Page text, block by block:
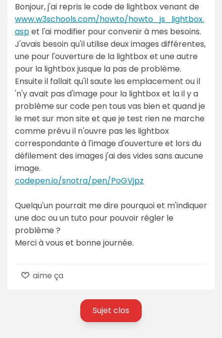
Bonjour, j'ai repris le code de lightbox venant de
www.w3schools.com/howto/howto_js_lightbox.
aspet l'ai modifier pour convenir à mes besoins.
J'avais besoin qu'il utilise deux images différentes,
une pour l'ouverture de la lightbox et une autre
pour la lightbox jusque la pas de problème.
Ensuite il fallait qu'il saute les emplacement ou il
'n'y avait pas d'image pour la lightbox et la il y a
problème sur code pen tous vas bien et quand je
le met sur mon site et que je test rien ne marche
comme prévu il n'ouvre pas les lightbox
correspondante à l'image d'ouverture et lors du
défilement des images j'ai des vides sans aucune
image.
codepen.io/snotra/pen/PoGVjpz
Quelqu'un pourrait me dire pourquoi et m'indiquer
une doc ou un tuto pour pouvoir régler le
problème ?
Merci à vous et bonne journée.
aime ça
Sujet clos